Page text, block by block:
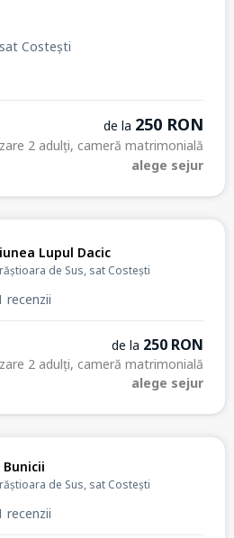
Costești
de la 250 RON
2 adulți, cameră matrimonială
alege sejur
Lupul Dacic
de Sus, sat Costești
recenzii
de la 250 RON
2 adulți, cameră matrimonială
alege sejur
Bunicii
de Sus, sat Costești
recenzii